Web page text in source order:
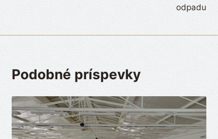
odpadu
Podobné príspevky